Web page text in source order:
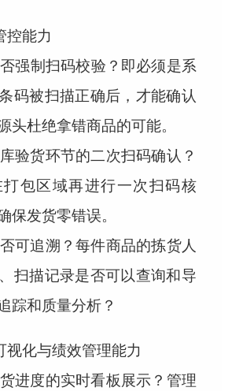
控能力
强制扫码校验？即必须是系
码被扫描正确后，才能确认
头杜绝拿错商品的可能。
验货环节的二次扫码确认？
包区域再进行一次扫码核
保发货零错误。
可追溯？每件商品的拣货人
扫描记录是否可以查询和导
踪和质量分析？
视化与绩效管理能力
进度的实时看板展示？管理